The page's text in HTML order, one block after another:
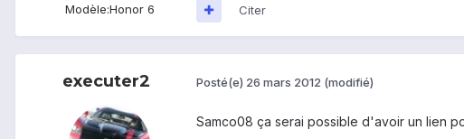
Modèle:Honor 6 Citer
executer2 Posté(e) 26 mars 2012 (modifié)
Samco08 ça serai possible d'avoir un lien